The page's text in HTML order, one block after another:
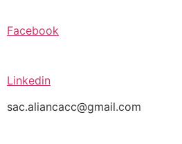
Facebook
Linkedin
sac.aliancacc@gmail.com